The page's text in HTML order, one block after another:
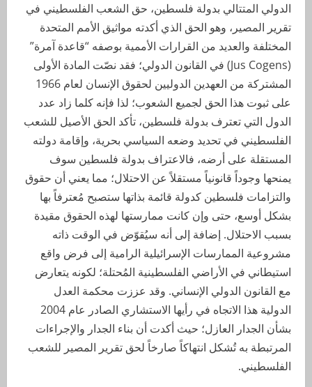
الدولي المتتالي بدولة فلسطين، حق الشعب الفلسطيني في
تقرير المصير، وهو الحق الذي أكدته مواثيق الأمم المتحدة
المختلفة والعديد من القرارات الأممية بوصفه “قاعدة آمرة”
(Jus Cogens) في القانون الدولي؛ فقد نصّت المادة الأولى
المشتركة من العهدين الدوليين لحقوق الإنسان لعام 1966
على ثبوت هذا الحق لجميع الشعوب؛ لذا فإنه كلما زاد عدد
الدول التي تعترف بدولة فلسطين، تأكد الحق الأصيل للشعب
الفلسطيني في تحديد وضعه السياسي بحرية، وإقامة دولته
المستقلة على أرضه، فالاعتراف بدولة فلسطين سوف
يمنحها وجوداً قانونياً مستقلاً عن الاحتلال؛ مما يعني أن حقوق
والتزامات فلسطين كدولة قائمة بذاتها ستصبح مُعترفاً بها
بشكل أوسع، حتى وإن كانت ممارستها لهذه الحقوق مقيدة
بسبب الاحتلال. إضافة إلى أنه سيُقوّض في الوقت ذاته
مشروعية الممارسات الإسرائيلية الرامية إلى فرض واقع
استيطاني في الأراضي الفلسطينية المُحتلة؛ لكونه يتعارض
مع القانون الدولي الإنساني. وقد عززت محكمة العدل
الدولية هذا الاتجاه في رأيها الاستشاري الصادر عام 2004
بشأن الجدار العازل؛ حيث أكدت أن بناء الجدار والإجراءات
المرتبطة به تُشكل انتهاكاً صارخاً لحق تقرير المصير للشعب
الفلسطيني.